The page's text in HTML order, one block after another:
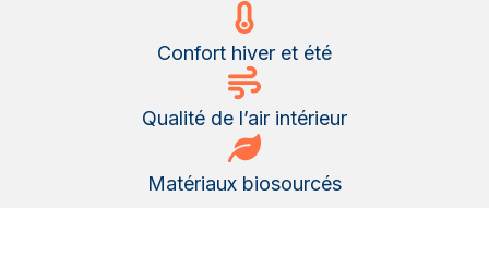
Confort hiver et été
Qualité de l’air intérieur
Matériaux biosourcés